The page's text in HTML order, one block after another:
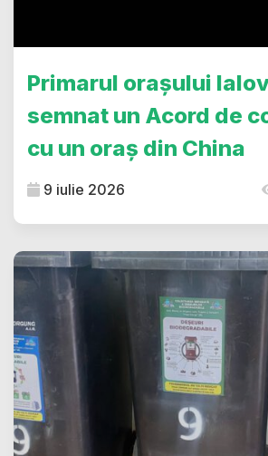
Primarul orașului
semnat un Acord de
cu un oraș din China
9 iulie 2026